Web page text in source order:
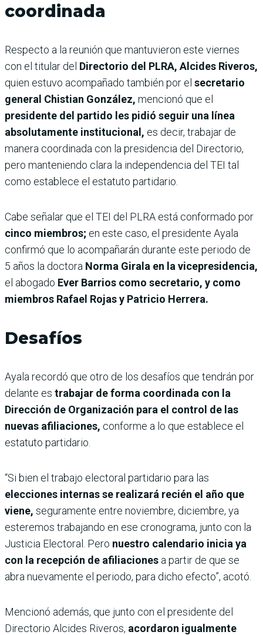
coordinada
Respecto a la reunión que mantuvieron este viernes
con el titular del Directorio del PLRA, Alcides Riveros,
quien estuvo acompañado también por el secretario
general Chistian González, mencionó que el
presidente del partido les pidió seguir una línea
absolutamente institucional, es decir, trabajar de
manera coordinada con la presidencia del Directorio,
pero manteniendo clara la independencia del TEI tal
como establece el estatuto partidario.
Cabe señalar que el TEI del PLRA está conformado por
cinco miembros; en este caso, el presidente Ayala
confirmó que lo acompañarán durante este periodo de
5 años la doctora Norma Girala en la vicepresidencia,
el abogado Ever Barrios como secretario, y como
miembros Rafael Rojas y Patricio Herrera.
Desafíos
Ayala recordó que otro de los desafíos que tendrán por
delante es trabajar de forma coordinada con la
Dirección de Organización para el control de las
nuevas afiliaciones, conforme a lo que establece el
estatuto partidario.
“Si bien el trabajo electoral partidario para las
elecciones internas se realizará recién el año que
viene, seguramente entre noviembre, diciembre, ya
esteremos trabajando en ese cronograma, junto con la
Justicia Electoral. Pero nuestro calendario inicia ya
con la recepción de afiliaciones a partir de que se
abra nuevamente el periodo, para dicho efecto”, acotó.
Mencionó además, que junto con el presidente del
Directorio Alcides Riveros, acordaron igualmente